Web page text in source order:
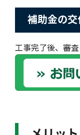
補助金の
工事完了後、審